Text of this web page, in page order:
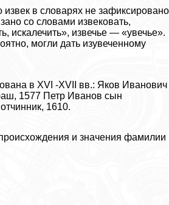
извек в словарях не зафиксировано
со словами извековать,
искалечить», извечье — «увечье».
могли дать изувеченному
в XVI -XVII вв.: Яков Иванович
1577 Петр Иванов сын
1610.
и значения фамилии